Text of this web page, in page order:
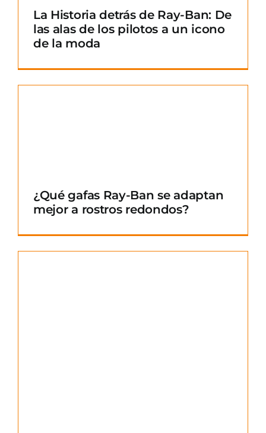
La Historia detrás de Ray-Ban: De
las alas de los pilotos a un icono
de la moda
¿Qué gafas Ray-Ban se adaptan
mejor a rostros redondos?